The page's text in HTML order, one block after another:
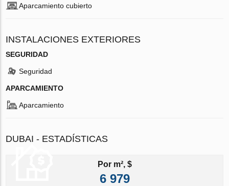
Aparcamiento cubierto
INSTALACIONES EXTERIORES
SEGURIDAD
Seguridad
APARCAMIENTO
Aparcamiento
DUBAI - ESTADÍSTICAS
Por m², $
6 979